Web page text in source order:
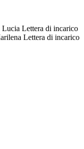
Lettera di incarico
Lettera di incarico